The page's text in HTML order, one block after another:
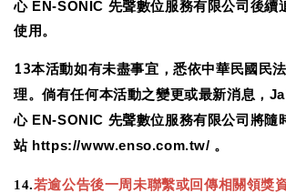
心EN-SONIC 先聲數位服務有限公司後續
使用。
13本活動如有未盡事宜，悉依中華民國民
理。倘有任何本活動之變更或最新消息，
心EN-SONIC 先聲數位服務有限公司將隨
站https://www.enso.com.tw/ 。
14.若逾公告後一周未聯繫或回傳相關領獎